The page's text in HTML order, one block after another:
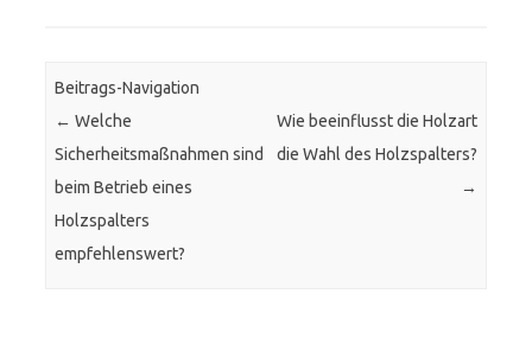
Beitrags-Navigation
← Welche
Sicherheitsmaßnahmen sind
beim Betrieb eines
Holzspalters
empfehlenswert?
Wie beeinflusst die Holzart
die Wahl des Holzspalters?
→